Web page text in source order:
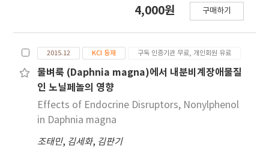
Gong-reung stream, San-nam and Jang-hang.
rotifers, seven cladocerans, ten copepods,
and one species of nematod, ostracod and
decapod, respectively. No brackish and
marine species were distributed except for
two species of brackish water copepods.
Prosperity in the species number of 15
species was observed in October at Sung-
4,000원 구매하기
2015.12 KCI 등재 구독 인증기관 무료, 개인회원 유료
물벼룩 (Daphnia magna)에서 내분비계장애물질
인 노닐페놀의 영향
Effects of Endocrine Disruptors, Nonylphenol
in Daphnia magna
조태민, 김세화, 김판기